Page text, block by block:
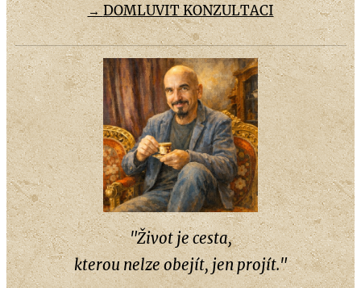
→DOMLUVIT KONZULTACI
"Život je cesta,
kterou nelze obejít, jen projít."